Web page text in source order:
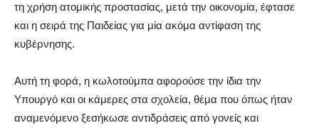
τη χρήση ατομικής προστασίας, μετά την οικονομία, έφτασε
και η σειρά της Παιδείας για μία ακόμα αντίφαση της
κυβέρνησης.
Αυτή τη φορά, η κωλοτούμπα αφορούσε την ίδια την
Υπουργό και οι κάμερες στα σχολεία, θέμα που όπως ήταν
αναμενόμενο ξεσήκωσε αντιδράσεις από γονείς και